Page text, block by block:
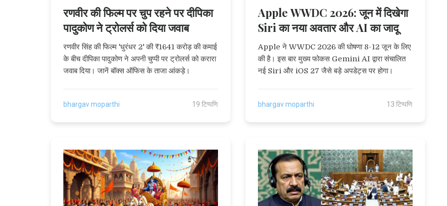
रणवीर की फिल्म पर चुप रहने पर दीपिका
पादुकोण ने ट्रोलर्स को दिया जवाब
रणवीर सिंह की फिल्म 'धुरंधर 2' की ₹1641 करोड़ की कमाई
के बीच दीपिका पादुकोण ने अपनी चुप्पी पर ट्रोलर्स को करारा
जवाब दिया। जानें बॉक्स ऑफिस के ताजा आंकड़े।
bhargav moparthi 19 टिप्पणि
Apple WWDC 2026: जून में दिखेगा
Siri का नया अवतार और AI का जादू
Apple ने WWDC 2026 की घोषणा 8-12 जून के लिए
की है। इस बार मुख्य फोकस Gemini AI द्वारा संचालित
नई Siri और iOS 27 जैसे बड़े अपडेट्स पर होगा।
bhargav moparthi 13 टिप्पणि